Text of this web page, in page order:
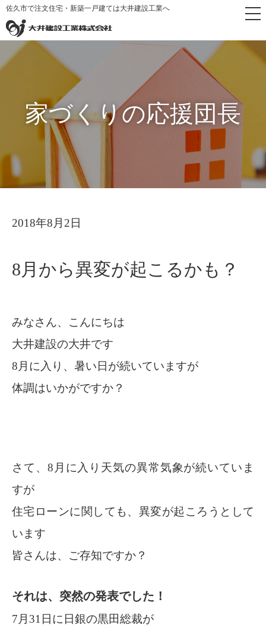
佐久市で注文住宅・新築一戸建ては大井建設工業へ
家づくりの応援団長
トップペー
ジ
家づくりの応援団
長
8月から異変が起こるか
2018年8月2日
8月から異変が起こるかも？
みなさん、こんにちは
大井建設の大井です
8月に入り、暑い日が続いていますが
体調はいかがですか？
さて、8月に入り天気の異常気象が続いていま
すが
住宅ローンに関しても、異変が起ころうとして
います
皆さんは、ご存知ですか？
それは、突然の発表でした！
7月31日に日銀の黒田総裁が